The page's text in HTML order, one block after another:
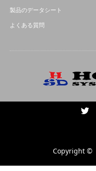
製品のデータシート
よくある質問
TwitterFacebookInstagramRSS
Copyright ©